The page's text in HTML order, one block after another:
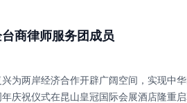
商律师服务团成员
为两岸经济合作开辟广阔空间，实现中
庆祝仪式在昆山皇冠国际会展酒店隆重